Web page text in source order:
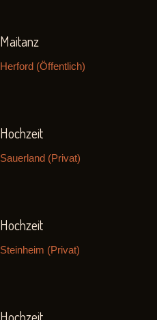
Maitanz
Herford (Öffentlich)
Hochzeit
Sauerland (Privat)
Hochzeit
Steinheim (Privat)